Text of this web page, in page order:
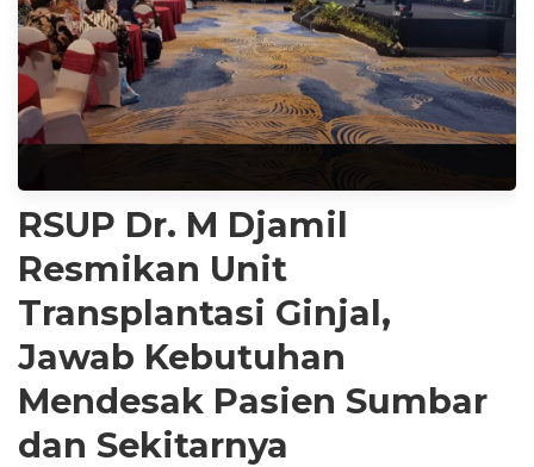
RSUP Dr. M Djamil
Resmikan Unit
Transplantasi Ginjal,
Jawab Kebutuhan
Mendesak Pasien Sumbar
dan Sekitarnya